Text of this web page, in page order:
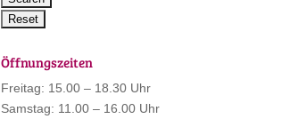
Öffnungszeiten
Freitag: 15.00 – 18.30 Uhr
Samstag: 11.00 – 16.00 Uhr